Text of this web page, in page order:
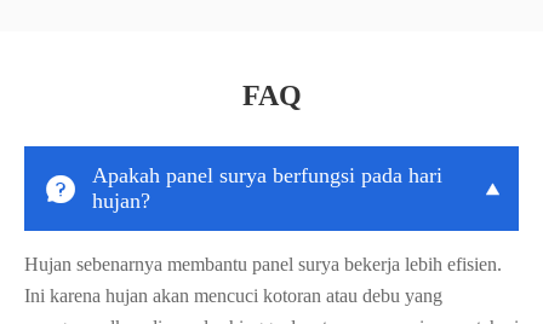
FAQ

Apakah panel surya berfungsi pada hari
hujan?

Hujan sebenarnya membantu panel surya bekerja lebih efisien.
Ini karena hujan akan mencuci kotoran atau debu yang